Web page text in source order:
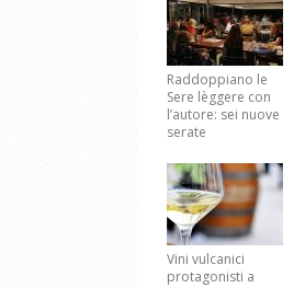
Raddoppiano le
Sere lèggere con
l’autore: sei nuove
serate
Vini vulcanici
protagonisti a